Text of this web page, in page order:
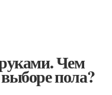
Чем
пола?